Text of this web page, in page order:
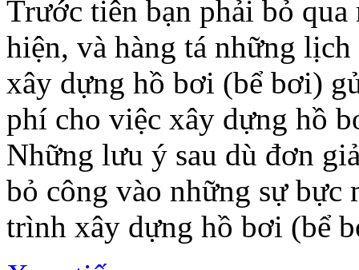
Trước tiên bạn phải bỏ
hiện, và hàng tá những
xây dựng hồ bơi (bể bơi)
phí cho việc xây dựng hồ
Những lưu ý sau dù đơn
bỏ công vào những sự bực
trình xây dựng hồ bơi (bể